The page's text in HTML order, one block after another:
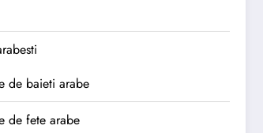
de baieti arabe
de fete arabe